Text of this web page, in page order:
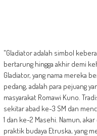
"Gladiator adalah simbol
bertarung hingga akhir demi
Gladiator, yang nama mereka
pedang, adalah para pejuang
masyarakat Romawi Kuno.
sekitar abad ke-3 SM dan
1 dan ke-2 Masehi. Namun,
praktik budaya Etruska, yang